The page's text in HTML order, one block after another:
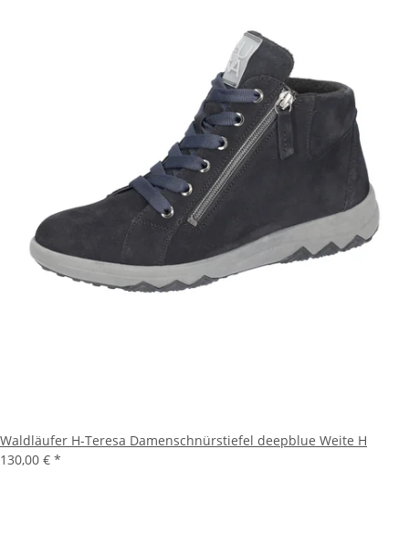
Waldläufer H-Teresa Damenschnürstiefel deepblue Weite H
130,00 € *